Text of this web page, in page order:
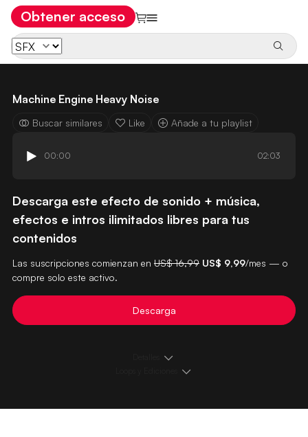
Obtener acceso
Machine Engine Heavy Noise
Buscar similares Like Añade a tu playlist
00:00 02:03
Descarga este efecto de sonido + música,
efectos e intros ilimitados libres para tus
contenidos
Las suscripciones comienzan en US$ 16,99 US$ 9,99/mes — o
compre solo este activo.
Descarga